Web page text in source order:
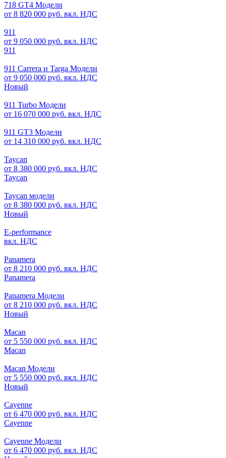
718 GT4 Модели
от 8 820 000 руб. вкл. НДС
911
от 9 050 000 руб. вкл. НДС
911
911 Carrera и Targa Модели
от 9 050 000 руб. вкл. НДС
Новый
911 Turbo Модели
от 16 070 000 руб. вкл. НДС
911 GT3 Модели
от 14 310 000 руб. вкл. НДС
Taycan
от 8 380 000 руб. вкл. НДС
Taycan
Taycan модели
от 8 380 000 руб. вкл. НДС
Новый
E-performance
вкл. НДС
Panamera
от 8 210 000 руб. вкл. НДС
Panamera
Panamera Модели
от 8 210 000 руб. вкл. НДС
Новый
Macan
от 5 550 000 руб. вкл. НДС
Macan
Macan Модели
от 5 550 000 руб. вкл. НДС
Новый
Cayenne
от 6 470 000 руб. вкл. НДС
Cayenne
Cayenne Модели
от 6 470 000 руб. вкл. НДС